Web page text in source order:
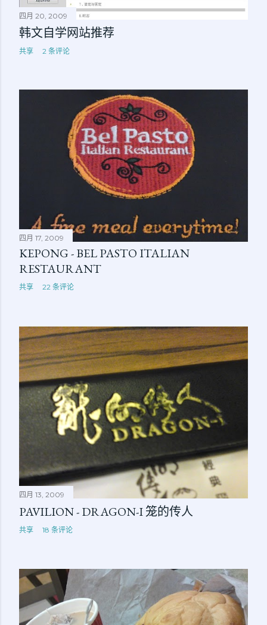
四月 20, 2009
韩文自学网站推荐
共享 2 条评论
四月 17, 2009
KEPONG - BEL PASTO ITALIAN
RESTAURANT
共享 22 条评论
四月 13, 2009
PAVILION - DRAGON-I 笼的传人
共享 18 条评论